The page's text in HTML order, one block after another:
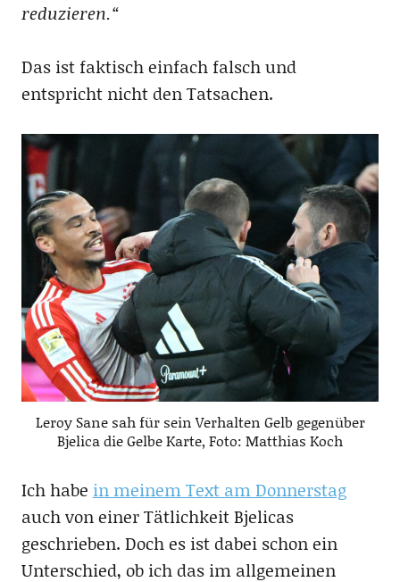
reduzieren.“
Das ist faktisch einfach falsch und
entspricht nicht den Tatsachen.
Leroy Sane sah für sein Verhalten Gelb gegenüber
Bjelica die Gelbe Karte, Foto: Matthias Koch
Ich habe in meinem Text am Donnerstag
auch von einer Tätlichkeit Bjelicas
geschrieben. Doch es ist dabei schon ein
Unterschied, ob ich das im allgemeinen